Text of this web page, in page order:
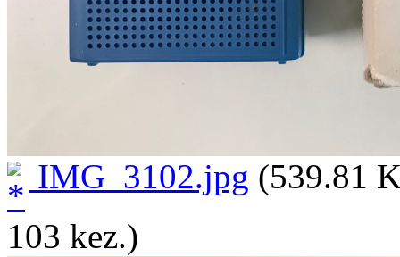
IMG_3102.jpg (539.81
103 kez.)